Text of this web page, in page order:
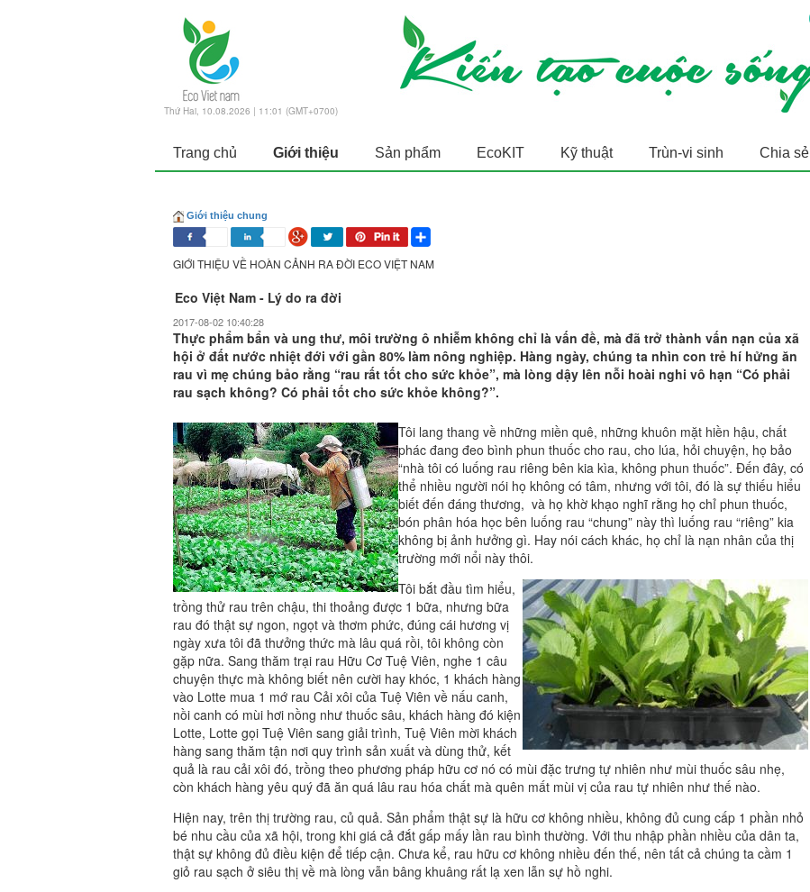
Thứ Hai, 10.08.2026 | 11:01 (GMT+0700)
Trang chủ Giới thiệu Sản phẩm EcoKIT Kỹ thuật Trùn-vi sinh Chia sẻ
Giới thiệu chung
GIỚI THIỆU VỀ HOÀN CẢNH RA ĐỜI ECO VIỆT NAM
Eco Việt Nam - Lý do ra đời
2017-08-02 10:40:28
Thực phẩm bẩn và ung thư, môi trường ô nhiễm không chỉ là vấn đề, mà đã trở thành vấn nạn của xã
hội ở đất nước nhiệt đới với gần 80% làm nông nghiệp. Hàng ngày, chúng ta nhìn con trẻ hí hửng ăn
rau vì mẹ chúng bảo rằng “rau rất tốt cho sức khỏe”, mà lòng dậy lên nỗi hoài nghi vô hạn “Có phải
rau sạch không? Có phải tốt cho sức khỏe không?”.
Tôi lang thang về những miền quê, những khuôn mặt hiền hậu, chất
phác đang đeo bình phun thuốc cho rau, cho lúa, hỏi chuyện, họ bảo
“nhà tôi có luống rau riêng bên kia kìa, không phun thuốc”. Đến đây, có
thể nhiều người nói họ không có tâm, nhưng với tôi, đó là sự thiếu hiểu
biết đến đáng thương, và họ khờ khạo nghĩ rằng họ chỉ phun thuốc,
bón phân hóa học bên luống rau “chung” này thì luống rau “riêng” kia
không bị ảnh hưởng gì. Hay nói cách khác, họ chỉ là nạn nhân của thị
trường mới nổi này thôi.
Tôi bắt đầu tìm hiểu,
trồng thử rau trên chậu, thi thoảng được 1 bữa, nhưng bữa
rau đó thật sự ngon, ngọt và thơm phức, đúng cái hương vị
ngày xưa tôi đã thưởng thức mà lâu quá rồi, tôi không còn
gặp nữa. Sang thăm trại rau Hữu Cơ Tuệ Viên, nghe 1 câu
chuyện thực mà không biết nên cười hay khóc, 1 khách hàng
vào Lotte mua 1 mớ rau Cải xôi của Tuệ Viên về nấu canh,
nồi canh có mùi hơi nồng như thuốc sâu, khách hàng đó kiện
Lotte, Lotte gọi Tuệ Viên sang giải trình, Tuệ Viên mời khách
hàng sang thăm tận nơi quy trình sản xuất và dùng thử, kết
quả là rau cải xôi đó, trồng theo phương pháp hữu cơ nó có mùi đặc trưng tự nhiên như mùi thuốc sâu nhẹ,
còn khách hàng yêu quý đã ăn quá lâu rau hóa chất mà quên mất mùi vị của rau tự nhiên như thế nào.
Hiện nay, trên thị trường rau, củ quả. Sản phẩm thật sự là hữu cơ không nhiều, không đủ cung cấp 1 phần nhỏ
bé nhu cầu của xã hội, trong khi giá cả đắt gấp mấy lần rau bình thường. Với thu nhập phần nhiều của dân ta,
thật sự không đủ điều kiện để tiếp cận. Chưa kể, rau hữu cơ không nhiều đến thế, nên tất cả chúng ta cầm 1
giỏ rau sạch ở siêu thị về mà lòng vẫn bâng khuâng rất lạ xen lẫn sự hồ nghi.